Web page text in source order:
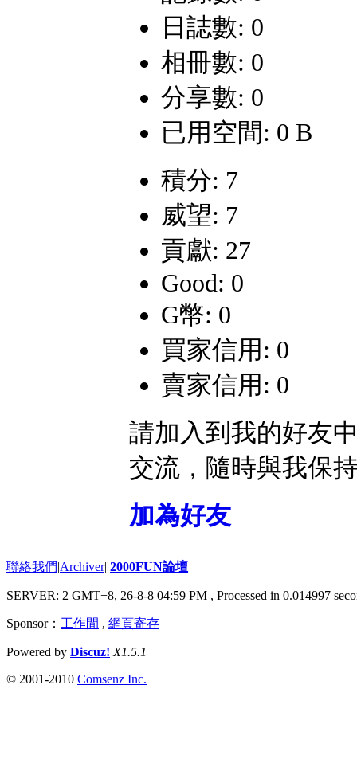
日誌數: 0
相冊數: 0
分享數: 0
已用空間: 0 B
積分: 7
威望: 7
貢獻: 27
Good: 0
G幣: 0
買家信用: 0
賣家信用: 0
請加入到我的好友
交流，隨時與我保
加為好友
聯絡我們|Archiver| 2000FUN論壇
SERVER: 2 GMT+8, 26-8-8 04:59 PM , Processed in 0.014997
Sponsor： 工作間 , 網頁寄存
Powered by Discuz! X1.5.1
© 2001-2010 Comsenz Inc.